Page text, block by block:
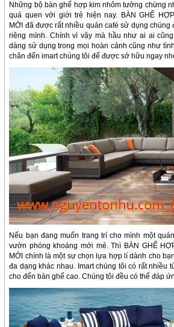
Những bộ bàn ghế hợp kim nhôm tưởng chừng
quá quen với giới trẻ hiện nay. BÀN GHẾ
MỚI đã được rất nhiều quán café sử dụng chúng
riêng mình. Chính vì vậy mà hầu như ai ai
dàng sử dụng trong mọi hoàn cảnh cũng như
chân đến imart chúng tôi để được sở hữu ngay
Nếu bạn đang muốn trang trí cho mình một
vườn phóng khoáng mới mẻ. Thì BÀN GHẾ
MỚI chính là một sự chọn lựa hợp lí dành cho
đa dạng khác nhau. Imart chúng tôi có rất nhiều
cho đến bàn ghế cao. Chúng tôi đều có thể đáp